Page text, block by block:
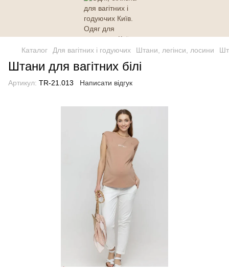
Каталог Для вагітних і годуючих Штани, легінси, лосини
Штани для вагітних білі
Артикул: TR-21.013 Написати відгук